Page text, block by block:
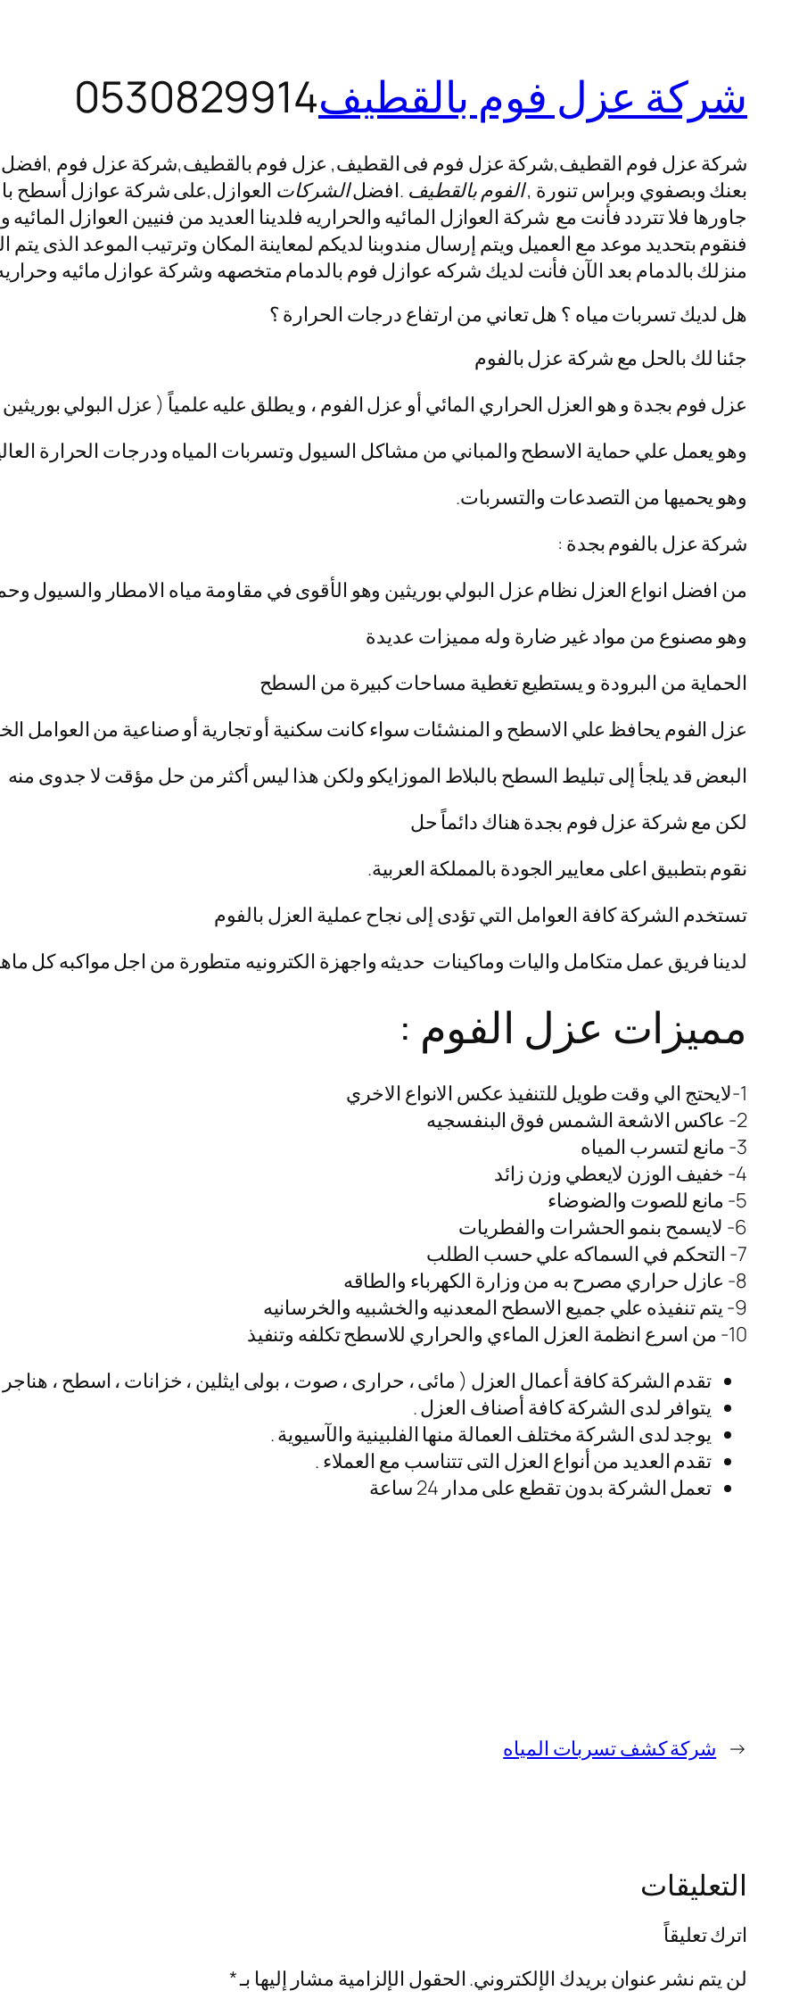
شركة عزل فوم بالقطيف0530829914
شركة عزل فوم القطيف,شركة عزل فوم فى القطيف, عزل فوم بالقطيف,شركة عزل فوم ,افضل
بعنك وبصفوي وبراس تنورة ,الفوم بالقطيف .افضلالشركات العوازل,على شركة عوازل أسطح
جاورها فلا تتردد فأنت مع شركة العوازل المائيه والحراريه فلدينا العديد من فنيين العوازل
فنقوم بتحديد موعد مع العميل ويتم إرسال مندوبنا لديكم لمعاينة المكان وترتيب الموعد الذى
منزلك بالدمام بعد الآن فأنت لديك شركه عوازل فوم بالدمام متخصهه وشركة عوازل مائيه
هل لديك تسربات مياه ؟ هل تعاني من ارتفاع درجات الحرارة ؟
جئنا لك بالحل مع شركة عزل بالفوم
عزل فوم بجدة و هو العزل الحراري المائي أو عزل الفوم ، و يطلق عليه علمياً ( عزل البولي بوريثين
وهو يعمل علي حماية الاسطح والمباني من مشاكل السيول وتسربات المياه ودرجات الحرارة
وهو يحميها من التصدعات والتسربات.
شركة عزل بالفوم بجدة :
من افضل انواع العزل نظام عزل البولي بوريثين وهو الأقوى في مقاومة مياه الامطار والسيول
وهو مصنوع من مواد غير ضارة وله مميزات عديدة
الحماية من البرودة و يستطيع تغطية مساحات كبيرة من السطح
عزل الفوم يحافظ علي الاسطح و المنشئات سواء كانت سكنية أو تجارية أو صناعية من العوامل
البعض قد يلجأ إلى تبليط السطح بالبلاط الموزايكو ولكن هذا ليس أكثر من حل مؤقت لا جدوى منه
لكن مع شركة عزل فوم بجدة هناك دائماً حل
نقوم بتطبيق اعلى معايير الجودة بالمملكة العربية.
تستخدم الشركة كافة العوامل التي تؤدى إلى نجاح عملية العزل بالفوم
لدينا فريق عمل متكامل واليات وماكينات حديثه واجهزة الكترونيه متطورة من اجل مواكبه كل
مميزات عزل الفوم :
1-لايحتج الي وقت طويل للتنفيذ عكس الانواع الاخري
2- عاكس الاشعة الشمس فوق البنفسجيه
3- مانع لتسرب المياه
4- خفيف الوزن لايعطي وزن زائد
5- مانع للصوت والضوضاء
6- لايسمح بنمو الحشرات والفطريات
7- التحكم في السماكه علي حسب الطلب
8- عازل حراري مصرح به من وزارة الكهرباء والطاقه
9- يتم تنفيذه علي جميع الاسطح المعدنيه والخشبيه والخرسانيه
10- من اسرع انظمة العزل الماءي والحراري للاسطح تكلفه وتنفيذ
تقدم الشركة كافة أعمال العزل ( مائى ، حرارى ، صوت ، بولى ايثلين ، خزانات ، اسطح ،
يتوافر لدى الشركة كافة أصناف العزل .
يوجد لدى الشركة مختلف العمالة منها الفلبينية والآسيوية .
تقدم العديد من أنواع العزل التى تتناسب مع العملاء .
تعمل الشركة بدون تقطع على مدار 24 ساعة
← شركة كشف تسربات المياه
التعليقات
اترك تعليقاً
لن يتم نشر عنوان بريدك الإلكتروني. الحقول الإلزامية مشار إليها بـ*